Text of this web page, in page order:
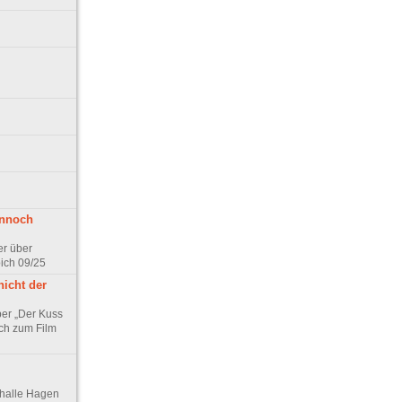
über
09/25
der
„Der Kuss
zum Film
Hagen